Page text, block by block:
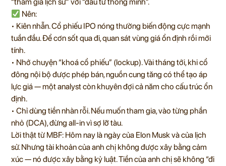
Nên:
• Kiên nhẫn. Cổ phiếu IPO nóng thường biến động cực mạnh
tuần đầu. Để cơn sốt qua đi, quan sát vùng giá ổn định rồi mới
tính.
• Nhớ chuyện “khoá cổ phiếu” (lockup). Vài tháng tới, khi cổ
đông nội bộ được phép bán, nguồn cung tăng có thể tạo áp
lực giá — một analyst còn khuyên đợi cả năm cho cấu trúc ổn
định.
• Chỉ dùng tiền nhàn rỗi. Nếu muốn tham gia, vào từng phần
nhỏ (DCA), đừng all-in vì sợ lỡ tàu.
Lời thật từ MBF: Hôm nay là ngày của Elon Musk và của lịch
sử. Nhưng tài khoản của anh chị không được xây bằng cảm
xúc — nó được xây bằng kỷ luật. Tiền của anh chị sẽ không “đi